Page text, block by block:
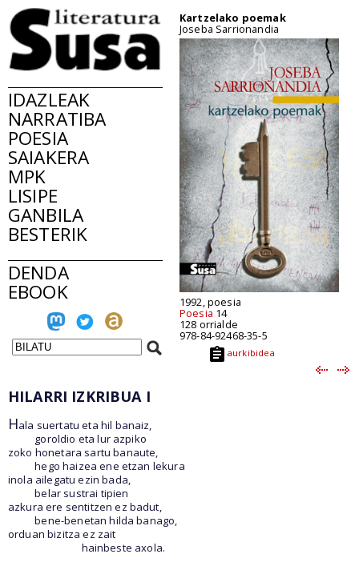
IDAZLEAK
NARRATIBA
POESIA
SAIAKERA
MPK
LISIPE
GANBILA
BESTERIK
DENDA
EBOOK
Kartzelako poemak
Joseba Sarrionandia
1992, poesia
Poesia 14
128 orrialde
978-84-92468-35-5
aurkibidea
HILARRI IZKRIBUA I
Hala suertatu eta hil banaiz,
goroldio eta lur azpiko
zoko honetara sartu banaute,
hego haizea ene etzan lekura
inola ailegatu ezin bada,
belar sustrai tipien
azkura ere sentitzen ez badut,
bene-benetan hilda banago,
orduan bizitza ez zait
hainbeste axola.